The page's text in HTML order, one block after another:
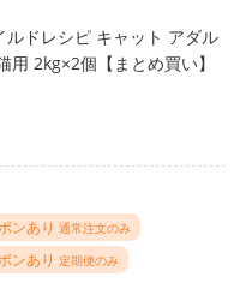
ルドレシピ キャット アダル
用 2kg×2個【まとめ買い】
ンあり 通常注文のみ
ンあり 定期便のみ